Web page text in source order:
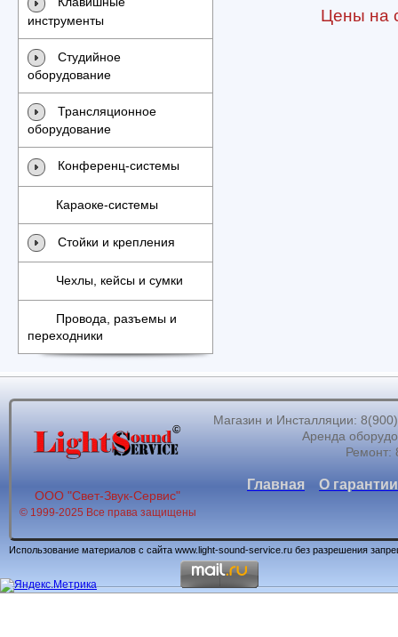
инструменты
Студийное
оборудование
Трансляционное
оборудование
Конференц-системы
Караоке-системы
Стойки и крепления
Чехлы, кейсы и сумки
Провода, разъемы и
переходники
Цены на
Магазин и Инсталляции:
Аренда
Ремонт:
ООО "Свет-Звук-Сервис"
© 1999-2025 Все права защищены
Главная О гарантии
Использование материалов с сайта www.light-sound-service.ru без разрешения